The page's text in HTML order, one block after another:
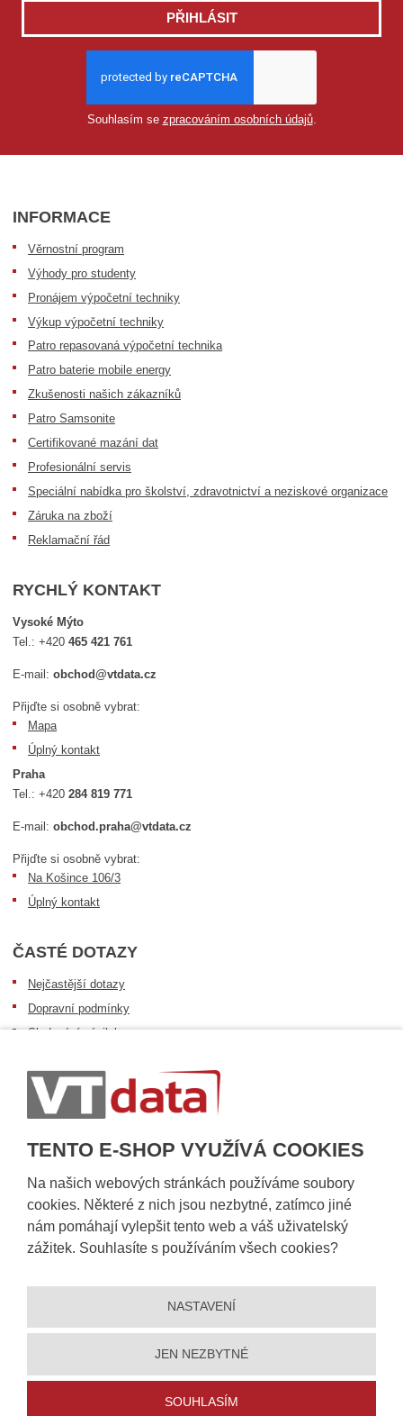
TENTO E-SHOP VYUŽÍVÁ COOKIES
Na našich webových stránkách používáme soubory
cookies. Některé z nich jsou nezbytné, zatímco jiné
nám pomáhají vylepšit tento web a váš uživatelský
zážitek. Souhlasíte s používáním všech cookies?
NASTAVENÍ
JEN NEZBYTNÉ
SOUHLASÍM
PŘIHLÁSIT
Souhlasím se zpracováním osobních údajů.
INFORMACE
Věrnostní program
Výhody pro studenty
Pronájem výpočetní techniky
Výkup výpočetní techniky
Patro repasovaná výpočetní technika
Patro baterie mobile energy
Zkušenosti našich zákazníků
Patro Samsonite
Certifikované mazání dat
Profesionální servis
Speciální nabídka pro školství, zdravotnictví a neziskové organizace
Záruka na zboží
Reklamační řád
RYCHLÝ KONTAKT
Vysoké Mýto
Tel.:+420465 421 761
E-mail:obchod@vtdata.cz
Přijďte si osobně vybrat:
Mapa
Úplný kontakt
Praha
Tel.:+420284 819 771
E-mail:obchod.praha@vtdata.cz
Přijďte si osobně vybrat:
Na Košince 106/3
Úplný kontakt
ČASTÉ DOTAZY
Nejčastější dotazy
Dopravní podmínky
Sledování zásilek
Informace k dostupnosti zboží
Obecné informace
Prohlášení o přístupnosti |Ochrana osobních údajů |Mapa stránek ||